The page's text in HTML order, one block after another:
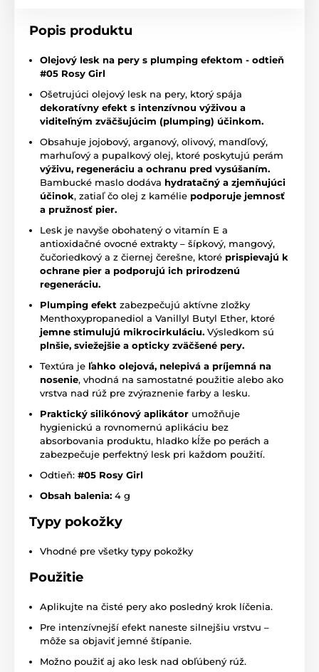
Popis produktu
Olejový lesk na pery s plumping efektom - odtieň
#05 Rosy Girl
Ošetrujúci olejový lesk na pery, ktorý spája
dekoratívny efekt s intenzívnou výživou a
viditeľným zväčšujúcim (plumping) účinkom.
Obsahuje jojobový, arganový, olivový, mandľový,
marhuľový a pupalkový olej, ktoré poskytujú perám
výživu, regeneráciu a ochranu pred vysúšaním.
Bambucké maslo dodáva hydratačný a zjemňujúci
účinok, zatiaľ čo olej z kamélie podporuje jemnosť
a pružnosť pier.
Lesk je navyše obohatený o vitamín E a
antioxidačné ovocné extrakty – šípkový, mangový,
čučoriedkový a z čiernej čerešne, ktoré prispievajú k
ochrane pier a podporujú ich prirodzenú
regeneráciu.
Plumping efekt zabezpečujú aktívne zložky
Menthoxypropanediol a Vanillyl Butyl Ether, ktoré
jemne stimulujú mikrocirkuláciu. Výsledkom sú
plnšie, sviežejšie a opticky zväčšené pery.
Textúra je ľahko olejová, nelepivá a príjemná na
nosenie, vhodná na samostatné použitie alebo ako
vrstva nad rúž pre zvýraznenie farby a lesku.
Praktický silikónový aplikátor umožňuje
hygienickú a rovnomernú aplikáciu bez
absorbovania produktu, hladko kĺže po perách a
zabezpečuje perfektný lesk pri každom použití.
Odtieň: #05 Rosy Girl
Obsah balenia: 4 g
Typy pokožky
Vhodné pre všetky typy pokožky
Použitie
Aplikujte na čisté pery ako posledný krok líčenia.
Pre intenzívnejší efekt naneste silnejšiu vrstvu –
môže sa objaviť jemné štípanie.
Možno použiť aj ako lesk nad obľúbený rúž.